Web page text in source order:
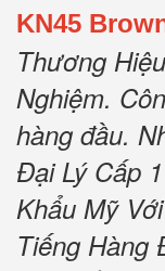
KN45
Thương
Nghiệm.
hàng đầu.
Đại Lý Cấp
Khẩu Mỹ
Tiếng Hàng